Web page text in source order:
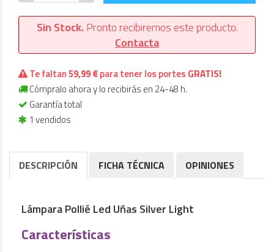
Sin Stock. Pronto recibiremos este producto.
Contacta
Te faltan59,99 €para tener los portes GRATIS!
Cómpralo ahora y lo recibirás en 24-48 h.
Garantía total
1 vendidos
DESCRIPCIÓN FICHA TÉCNICA OPINIONES
Lámpara Pollié Led Uñas Silver Light
Características